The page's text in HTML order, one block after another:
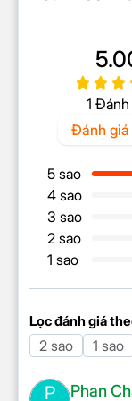
Bảng
thông
Máy làm sữa
bảng điều
chỉ với một
cháo cho đến
đáp ứng nhu
1 Đánh
Đánh
5 sao
4 sao
3 sao
2 sao
1 sao
Lọc đánh giá
2 sao
1 sao
P Phan